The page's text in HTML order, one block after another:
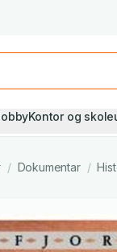
Kontor og
/ Dokumentar /